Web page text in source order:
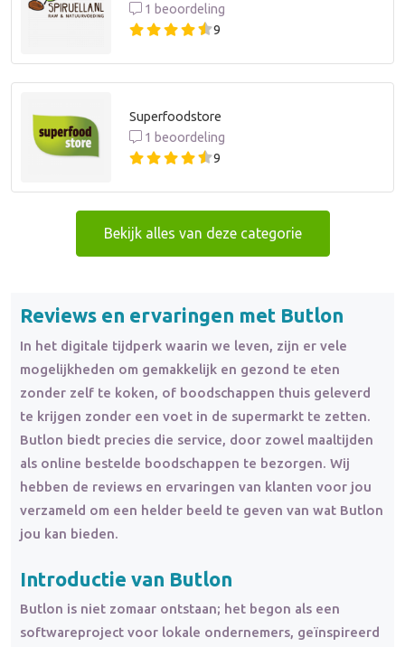
1 beoordeling
9
Superfoodstore
1 beoordeling
9
Bekijk alles van deze categorie
Reviews en ervaringen met Butlon
In het digitale tijdperk waarin we leven, zijn er vele
mogelijkheden om gemakkelijk en gezond te eten
zonder zelf te koken, of boodschappen thuis geleverd
te krijgen zonder een voet in de supermarkt te zetten.
Butlon biedt precies die service, door zowel maaltijden
als online bestelde boodschappen te bezorgen. Wij
hebben de reviews en ervaringen van klanten voor jou
verzameld om een helder beeld te geven van wat Butlon
jou kan bieden.
Introductie van Butlon
Butlon is niet zomaar ontstaan; het begon als een
softwareproject voor lokale ondernemers, geïnspireerd